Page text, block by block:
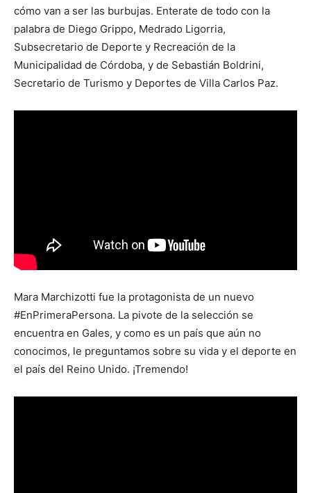
cómo van a ser las burbujas. Enterate de todo con la
palabra de Diego Grippo, Medrado Ligorria,
Subsecretario de Deporte y Recreación de la
Municipalidad de Córdoba, y de Sebastián Boldrini,
Secretario de Turismo y Deportes de Villa Carlos Paz.
Mara Marchizotti fue la protagonista de un nuevo
#EnPrimeraPersona. La pivote de la selección se
encuentra en Gales, y como es un país que aún no
conocimos, le preguntamos sobre su vida y el deporte en
el país del Reino Unido. ¡Tremendo!